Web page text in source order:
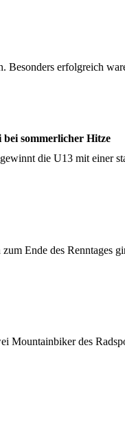
erfolgreich
sommerlicher Hitze
die U13 mit einer
Ende des Renntages
Mountainbiker des